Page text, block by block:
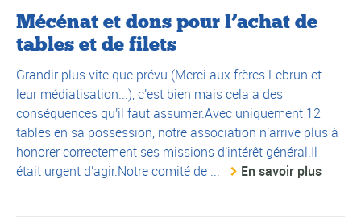
Mécénat et dons pour l’achat de
tables et de filets
Grandir plus vite que prévu (Merci aux frères Lebrun et
leur médiatisation...), c'est bien mais cela a des
conséquences qu'il faut assumer.Avec uniquement 12
tables en sa possession, notre association n'arrive plus à
honorer correctement ses missions d'intérêt général.Il
était urgent d'agir.Notre comité de ...
En savoir plus